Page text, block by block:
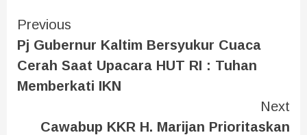
Previous
Pj Gubernur Kaltim Bersyukur Cuaca
Cerah Saat Upacara HUT RI : Tuhan
Memberkati IKN
Next
Cawabup KKR H. Marijan Prioritaskan